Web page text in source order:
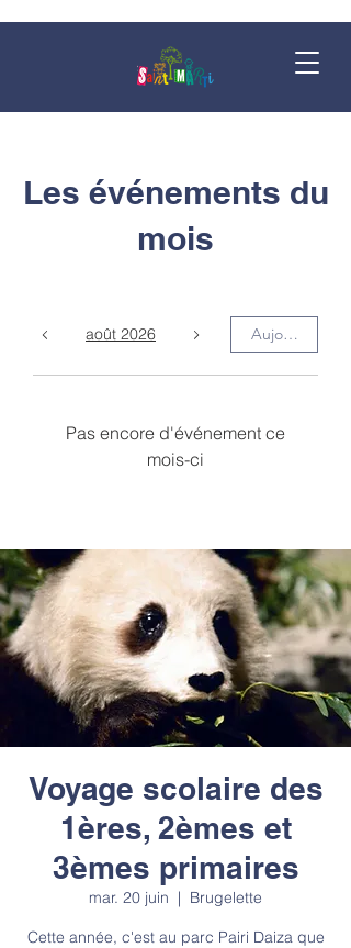
Les événements du
mois
août 2026 Aujourd'hui
Pas encore d'événement ce
mois-ci
Voyage scolaire des
1ères, 2èmes et
3èmes primaires
mar. 20 juin
  |
Brugelette
Cette année, c'est au parc Pairi Daiza que